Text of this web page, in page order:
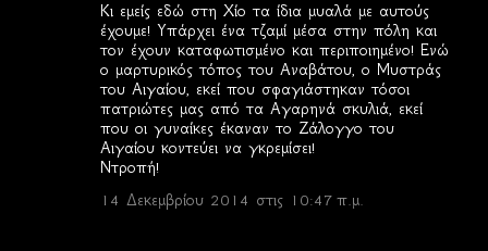
Κι εμείς εδώ στη Χίο τα ίδια μυαλά με αυτούς
έχουμε! Υπάρχει ένα τζαμί μέσα στην πόλη και
τον έχουν καταφωτισμένο και περιποιημένο! Ενώ
ο μαρτυρικός τόπος του Αναβάτου, ο Μυστράς
του Αιγαίου, εκεί που σφαγιάστηκαν τόσοι
πατριώτες μας από τα Αγαρηνά σκυλιά, εκεί
που οι γυναίκες έκαναν το Ζάλογγο του
Αιγαίου κοντεύει να γκρεμίσει!
Ντροπή!
14 Δεκεμβρίου 2014 στις 10:47 π.μ.